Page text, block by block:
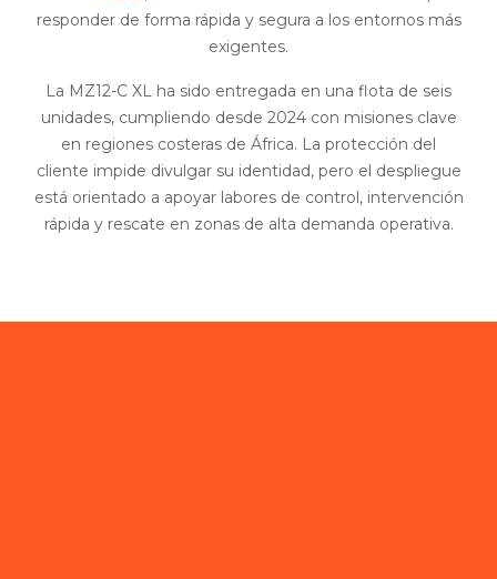
responder de forma rápida y segura a los entornos más
exigentes.
La MZ12-C XL ha sido entregada en una flota de seis
unidades, cumpliendo desde 2024 con misiones clave
en regiones costeras de África. La protección del
cliente impide divulgar su identidad, pero el despliegue
está orientado a apoyar labores de control, intervención
rápida y rescate en zonas de alta demanda operativa.